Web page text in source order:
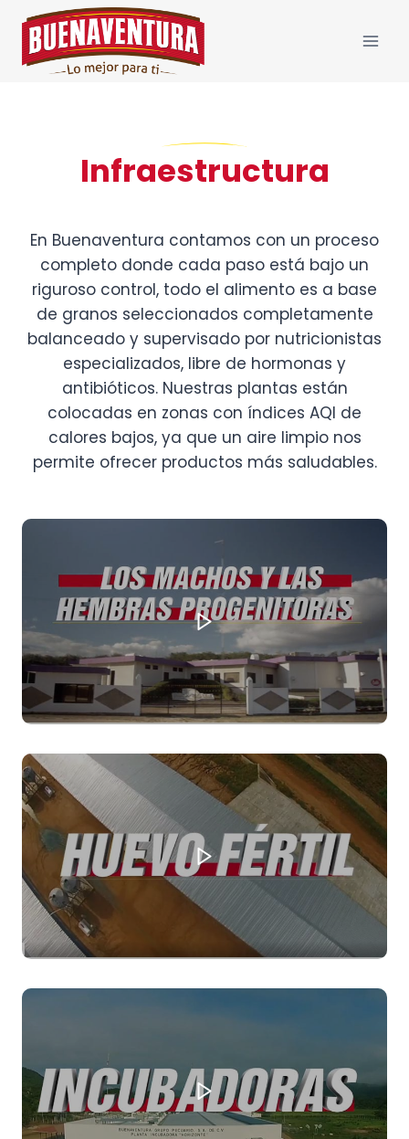
Saltar
contenido
Infraestructura
En Buenaventura contamos con un proceso
completo donde cada paso está bajo un
riguroso control, todo el alimento es a base
de granos seleccionados completamente
balanceado y supervisado por nutricionistas
especializados, libre de hormonas y
antibióticos. Nuestras plantas están
colocadas en zonas con índices AQI de
calores bajos, ya que un aire limpio nos
permite ofrecer productos más saludables.